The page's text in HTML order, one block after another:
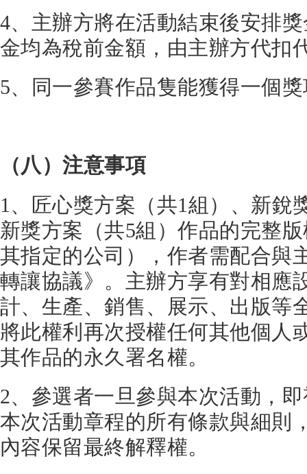
4、主辦方將在活動結束後安排
金均為稅前金額，由主辦方代扣
5、同一參賽作品隻能獲得一個
（八）注意事項
1、匠心獎方案（共1組）、新銳
新獎方案（共5組）作品的完整
其指定的公司），作者需配合與
轉讓協議》。主辦方享有對相應
計、生產、銷售、展示、出版等
將此權利再次授權任何其他個人
其作品的永久署名權。
2、參選者一旦參與本次活動，
本次活動章程的所有條款與細則
內容保留最終解釋權。